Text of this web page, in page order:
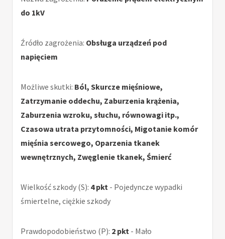
do 1kV
Źródło zagrożenia: Obsługa urządzeń pod
napięciem
Możliwe skutki: Ból, Skurcze mięśniowe,
Zatrzymanie oddechu, Zaburzenia krążenia,
Zaburzenia wzroku, słuchu, równowagi itp.,
Czasowa utrata przytomności, Migotanie komór
mięśnia sercowego, Oparzenia tkanek
wewnętrznych, Zwęglenie tkanek, Śmierć
Wielkość szkody (S): 4 pkt - Pojedyncze wypadki
śmiertelne, ciężkie szkody
Prawdopodobieństwo (P): 2 pkt - Mało